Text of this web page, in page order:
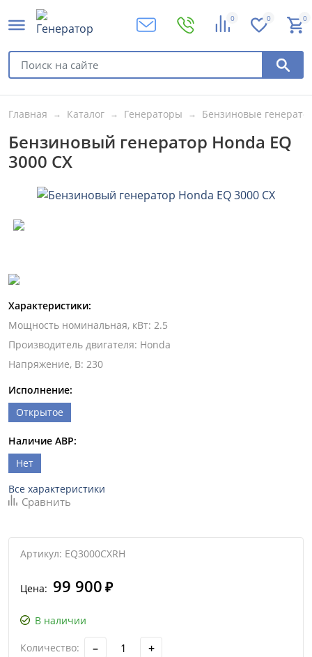
0 0 0
Главная Каталог Генераторы Бензиновые
Бензиновый генератор Honda EQ
3000 CX
Характеристики:
Мощность номинальная, кВт: 2.5
Производитель двигателя: Honda
Напряжение, В: 230
Исполнение:
Открытое
Наличие АВР:
Нет
Все характеристики
Сравнить
Артикул: EQ3000CXRH
Цена: 99 900 ₽
В наличии
Количество: – +